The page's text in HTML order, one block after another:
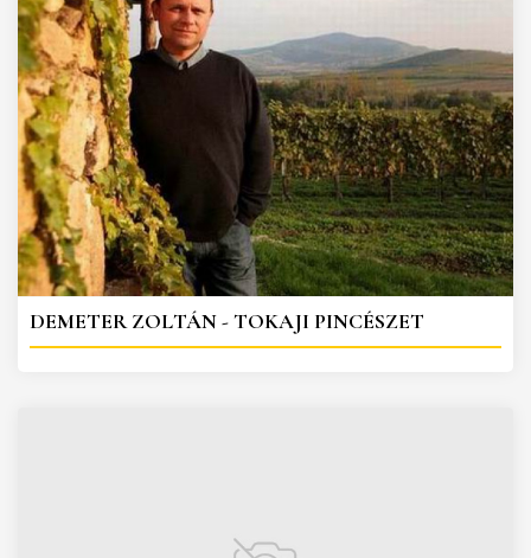
DEMETER ZOLTÁN - TOKAJI PINCÉSZET